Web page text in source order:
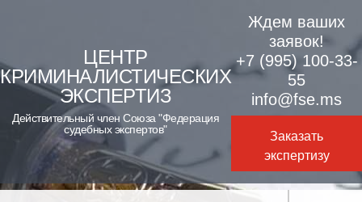
content
ЦЕНТР
КРИМИНАЛИСТИЧЕСКИХ
ЭКСПЕРТИЗ
Действительный член Союза "Федерация
судебных экспертов"
Ждем ваших
заявок!
+7 (995) 100-33-
55
info@fse.ms
Заказать
экспертизу